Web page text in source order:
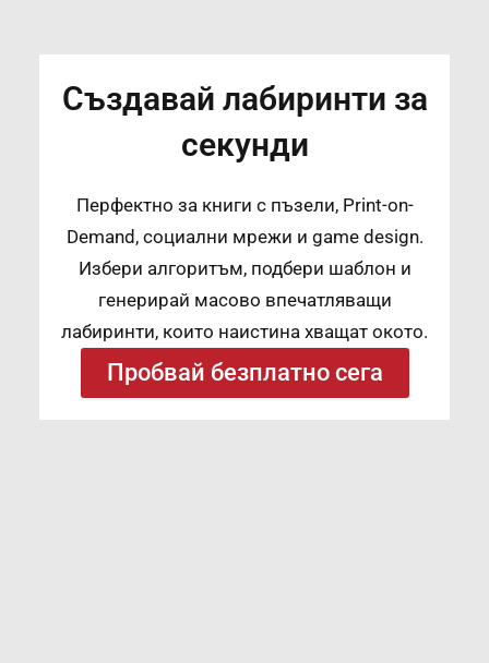
Създавай лабиринти за
секунди
Перфектно за книги с пъзели, Print-on-
Demand, социални мрежи и game design.
Избери алгоритъм, подбери шаблон и
генерирай масово впечатляващи
лабиринти, които наистина хващат окото.
Пробвай безплатно сега